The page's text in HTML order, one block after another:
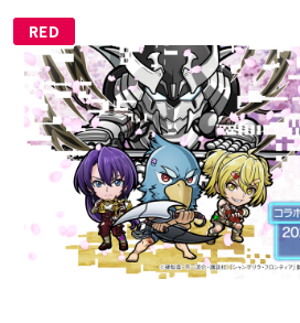
RED